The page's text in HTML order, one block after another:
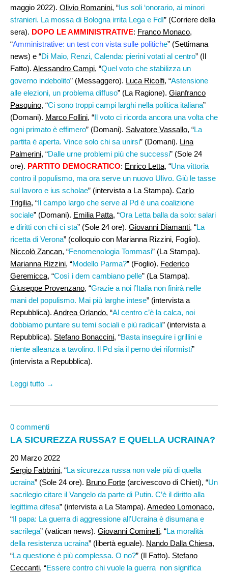
maggio 2022). Olivio Romanini, “Ius soli ‘onorario, ai minori
stranieri. La mossa di Bologna irrita Lega e FdI” (Corriere della
sera). DOPO LE AMMINISTRATIVE: Franco Monaco,
“Amministrative: un test con vista sulle politiche” (Settimana
news) e “Di Maio, Renzi, Calenda: pierini votati al centro” (Il
Fatto). Alessandro Campi, “Quel voto che stabilizza un
governo indebolito” (Messaggero). Luca Ricolfi, “Astensione
alle elezioni, un problema diffuso” (La Ragione). Gianfranco
Pasquino, “Ci sono troppi campi larghi nella politica italiana”
(Domani). Marco Follini, “Il voto ci ricorda ancora una volta che
ogni primato è effimero” (Domani). Salvatore Vassallo, “La
partita è aperta. Vince solo chi sa unirsi” (Domani). Lina
Palmerini, “Dalle urne problemi più che successi” (Sole 24
ore). PARTITO DEMOCRATICO: Enrico Letta, “Una vittoria
contro il populismo, ma ora serve un nuovo Ulivo. Giù le tasse
sul lavoro e ius scholae” (intervista a La Stampa). Carlo
Trigilia, “Il campo largo che serve al Pd è una coalizione
sociale” (Domani). Emilia Patta, “Ora Letta balla da solo: salari
e diritti con chi ci sta” (Sole 24 ore). Giovanni Diamanti, “La
ricetta di Verona” (colloquio con Marianna Rizzini, Foglio).
Niccolò Zancan, “Fenomenologia Tommasi” (La Stampa).
Marianna Rizzini, “Modello Parma?” (Foglio). Federico
Geremicca, “Così i dem cambiano pelle” (La Stampa).
Giuseppe Provenzano, “Grazie a noi l’Italia non finirà nelle
mani del populismo. Mai più larghe intese” (intervista a
Repubblica). Andrea Orlando, “Al centro c’è la calca, noi
dobbiamo puntare su temi sociali e più radicali” (intervista a
Repubblica). Stefano Bonaccini, “Basta inseguire i grillini e
niente alleanza a tavolino. Il Pd sia il perno dei riformisti”
(intervista a Repubblica).
Leggi tutto →
0 commenti
LA SICUREZZA RUSSA? E QUELLA UCRAINA?
20 Marzo 2022
Sergio Fabbrini, “La sicurezza russa non vale più di quella
ucraina” (Sole 24 ore). Bruno Forte (arcivescovo di Chieti), “Un
sacrilegio citare il Vangelo da parte di Putin. C’è il diritto alla
legittima difesa” (intervista a La Stampa). Amedeo Lomonaco,
“Il papa: La guerra di aggressione all’Ucraina è disumana e
sacrilega” (vatican news). Giovanni Cominelli, “La moralità
della resistenza ucraina” (libertà eguale). Nando Dalla Chiesa,
“La questione è più complessa. O no?” (Il Fatto). Stefano
Ceccanti, “Essere contro chi vuole la guerra non significa